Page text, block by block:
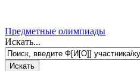
Предметные олимпиады
Искать...